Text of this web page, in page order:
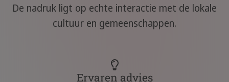
De nadruk ligt op echte interactie met de lokale
cultuur en gemeenschappen.
Ervaren advies